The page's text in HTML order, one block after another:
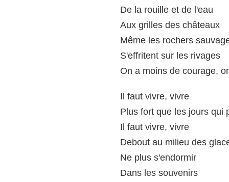
De la rouille et de l'eau
Aux grilles des châteaux
Même les rochers
S'effritent sur les rivages
On a moins de courage,
Il faut vivre, vivre
Plus fort que les jours qui
Il faut vivre, vivre
Debout au milieu des
Ne plus s'endormir
Dans les souvenirs